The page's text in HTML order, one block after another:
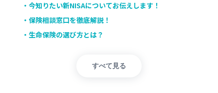
・今知りたい新NISAについてお伝えします！
・保険相談窓口を徹底解説！
・生命保険の選び方とは？
すべて見る